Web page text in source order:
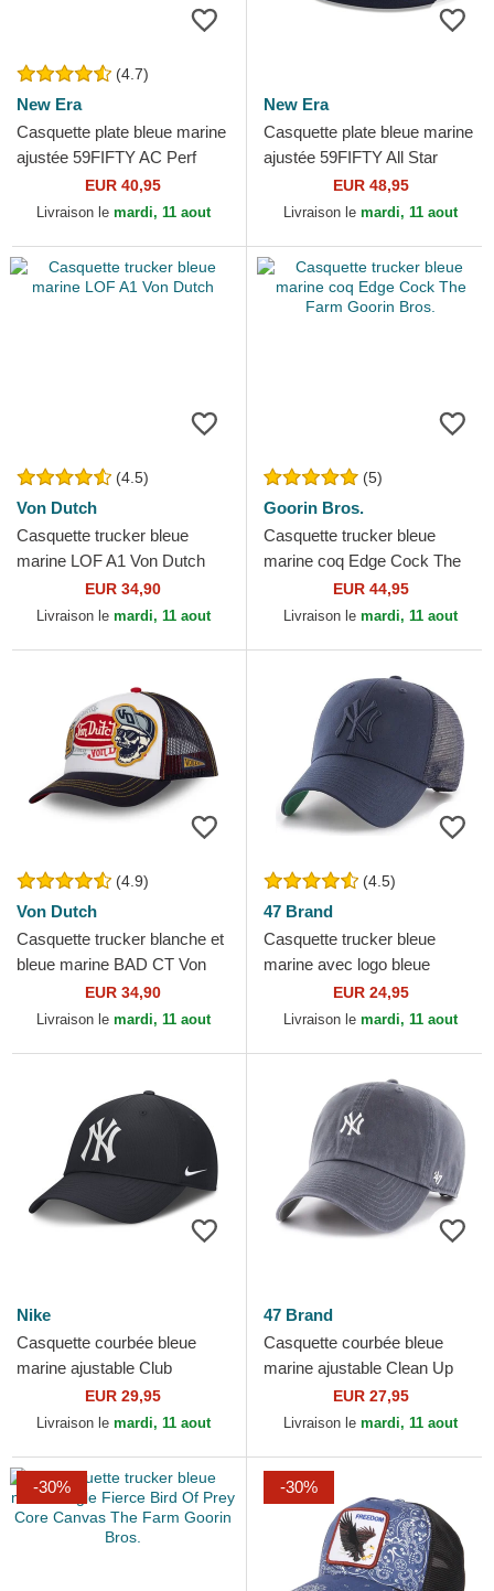
(4.7)
New Era
Casquette plate bleue marine
ajustée 59FIFTY AC Perf
Boston Red Sox MLB New
Era
EUR 40,95
Livraison le mardi, 11 aout
New Era
Casquette plate bleue marine
ajustée 59FIFTY All Star
Game New York Yankees
MLB New Era
EUR 48,95
Livraison le mardi, 11 aout
(4.5)
Von Dutch
Casquette trucker bleue
marine LOF A1 Von Dutch
EUR 34,90
Livraison le mardi, 11 aout
(5)
Goorin Bros.
Casquette trucker bleue
marine coq Edge Cock The
Farm Goorin Bros.
EUR 44,95
Livraison le mardi, 11 aout
(4.9)
Von Dutch
Casquette trucker blanche et
bleue marine BAD CT Von
EUR 34,90
Livraison le mardi, 11 aout
(4.5)
47 Brand
Casquette trucker bleue
marine avec logo bleue
marine New York Yankees
MLB MVP Branson 47 Brand
EUR 24,95
Livraison le mardi, 11 aout
Nike
Casquette courbée bleue
marine ajustable Club
Structured UV Poly Ripstop
New York Yankees MLB
EUR 29,95
Livraison le mardi, 11 aout
47 Brand
Casquette courbée bleue
marine ajustable Clean Up
Base Runner Vintage New
York Yankees MLB 47 Brand
EUR 27,95
Livraison le mardi, 11 aout
-30% -30%